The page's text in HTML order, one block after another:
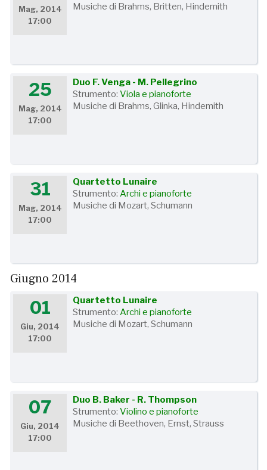
Mag, 2014
17:00
Musiche di Brahms, Britten, Hindemith
25
Mag, 2014
17:00
Duo F. Venga - M. Pellegrino
Strumento:Viola e pianoforte
Musiche di Brahms, Glinka, Hindemith
31
Mag, 2014
17:00
Quartetto Lunaire
Strumento:Archi e pianoforte
Musiche di Mozart, Schumann
Giugno 2014
01
Giu, 2014
17:00
Quartetto Lunaire
Strumento:Archi e pianoforte
Musiche di Mozart, Schumann
07
Giu, 2014
17:00
Duo B. Baker - R. Thompson
Strumento:Violino e pianoforte
Musiche di Beethoven, Ernst, Strauss